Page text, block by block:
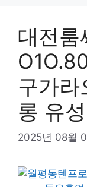
대전룸
구가라
롱 유
2025년 08월